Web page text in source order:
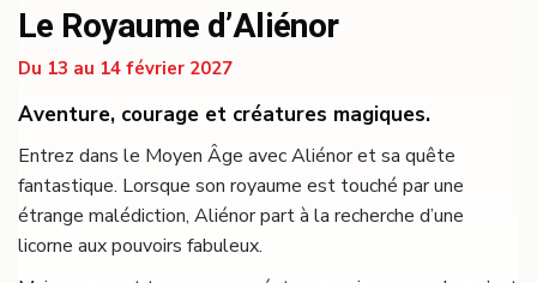
Le Royaume d’Aliénor
Du 13 au 14 février 2027
Aventure, courage et créatures magiques.
Entrez dans le Moyen Âge avec Aliénor et sa quête
fantastique. Lorsque son royaume est touché par une
étrange malédiction, Aliénor part à la recherche d’une
licorne aux pouvoirs fabuleux.